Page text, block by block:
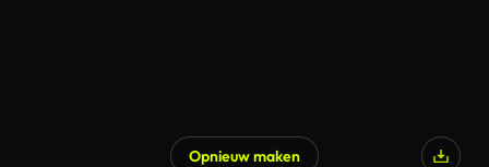
Opnieuw maken